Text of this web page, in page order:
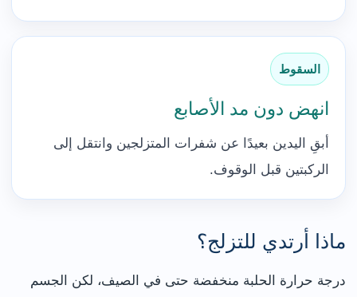
السقوط
انهض دون مد الأصابع
أبقِ اليدين بعيدًا عن شفرات المتزلجين وانتقل إلى
الركبتين قبل الوقوف.
ماذا أرتدي للتزلج؟
درجة حرارة الحلبة منخفضة حتى في الصيف، لكن الجسم